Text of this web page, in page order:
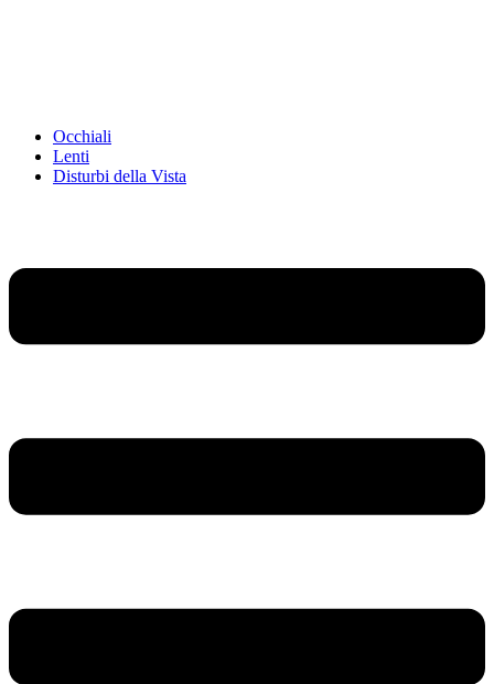
Occhiali
Lenti
Disturbi della Vista